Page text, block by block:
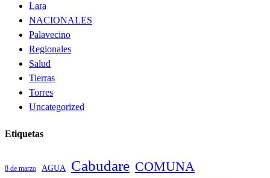
Lara
NACIONALES
Palavecino
Regionales
Salud
Tierras
Torres
Uncategorized
Etiquetas
8 de marzo AGUA Cabudare COMUNA